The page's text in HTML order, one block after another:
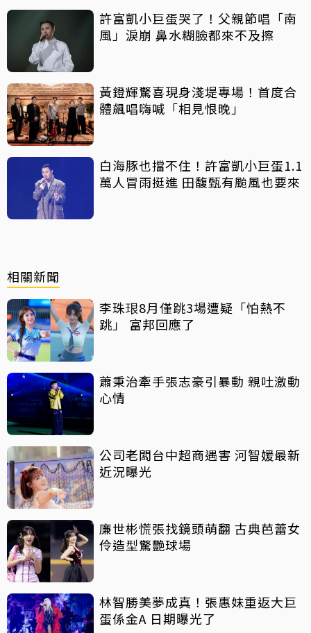
許富凱小巨蛋哭了！父親節唱「南
風」淚崩 鼻水糊臉都來不及擦
黃鐙輝驚喜現身淺堤專場！首度合
體飆唱嗨喊「相見恨晚」
白海豚也擋不住！許富凱小巨蛋1.1
萬人冒雨挺進 田馥甄有颱風也要來
相關新聞
李珠珢8月僅跳3場遭疑「怕熱不
跳」 富邦回應了
蕭秉治牽手張志豪引暴動 親吐激動
心情
公司老闆台中超商遇害 河智媛最新
近況曝光
廉世彬慌張找鏡頭萌翻 古典芭蕾女
伶造型驚艷球場
林智勝美夢成真！張惠妹重返大巨
蛋係金A 日期曝光了